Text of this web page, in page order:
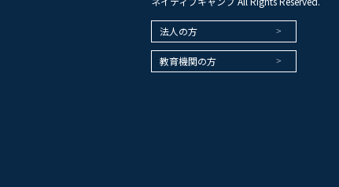
法人の方
教育機関の方